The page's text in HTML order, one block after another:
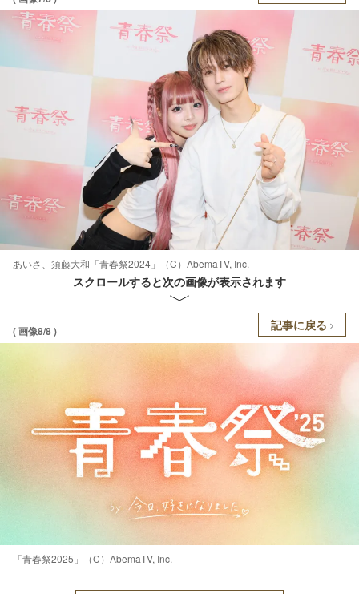
あいさ、須藤大和「青春祭2024」（C）AbemaTV, Inc.
スクロールすると次の画像が表示されます
( 画像8/8 ) 記事に戻る
「青春祭2025」（C）AbemaTV, Inc.